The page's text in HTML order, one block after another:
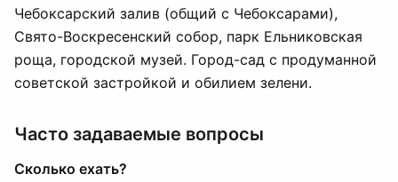
Чебоксарский залив (общий с Чебоксарами),
Свято-Воскресенский собор, парк Ельниковская
роща, городской музей. Город-сад с продуманной
советской застройкой и обилием зелени.
Часто задаваемые вопросы
Сколько ехать?